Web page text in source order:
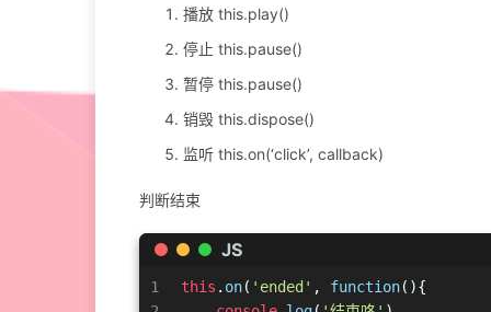
播放 this.play()
停止 this.pause()
暂停 this.pause()
销毁 this.dispose()
监听 this.on(‘click’, callback)
判断结束
JS
1
this . on( 'ended' , function( ){